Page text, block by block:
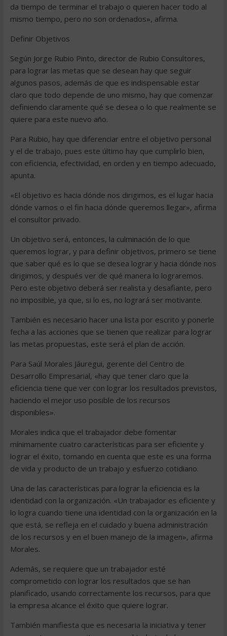
da tiempo de terminar el trabajo o quieren hacer todo al
mismo tiempo, pero no son ordenados», afirma.
Definir Objetivos
Según Jorge Rubio Pinto, director de Rubio Consultores,
para lograr las metas que se desean hay que seguir
algunos pasos, además de que es indispensable estar
claro que todo depende de uno mismo, hay que comenzar
definiendo claramente qué se desea o lo que realmente se
quiere para este nuevo año.
Para Rubio, hay que diferenciar entre el objetivo personal
y el de trabajo, pues este último hay que cumplirlo bien,
con eficiencia, efectividad, en orden y en tiempo adecuado,
apunta.
«El objetivo es hacia dónde nos dirigimos, es el lugar hacia
dónde vamos o el fin hacia dónde queremos llegar», afirma
el consultor privado.
Un objetivo será, entonces, la culminación de lo que
queremos lograr, y para definir objetivos, primero se tiene
que saber qué es lo que se desea lograr y hacia dónde nos
dirigimos, y después ver de qué manera lo lograremos.
Pero este objetivo deberá ser realista y desafiante, pero
no imposible, ya que, si lo es, no logrará ser motivante.
También es necesario hacer una lista por escrito y ponerle
fecha a las acciones que se tienen que realizar para lograr
las metas propuestas, este será el plan de acción.
Para Saúl Morales Jáuregui, gerente del Centro de
Desarrollo Empresarial, «hay que tener claro que la
eficiencia tiene que ver con lograr los resultados previstos,
haciendo el mejor uso posible de los recursos
disponibles».
Morales indica que el trabajador debe fomentar
mínimamente cuatro características para ser eficiente y
lograr el éxito, tomando en cuenta que este es una forma
de vida y producto de un trabajo y esfuerzo cotidiano.
Una de las características para lograr la eficiencia es la
identidad con la organización. «Un trabajador es eficiente y
lo logra cuando tiene una identidad con la organización en la
que está, se refleja en el cuidado y buena administración
de los recursos y en el buen manejo de la imagen», afirma
Morales.
Además, se requiere que un trabajador esté
comprometido con lograr los resultados que se han
planificado, usando correctamente los recursos, para que
la empresa alcance el éxito que quiere lograr.
También manifiesta que es necesaria la iniciativa y tener